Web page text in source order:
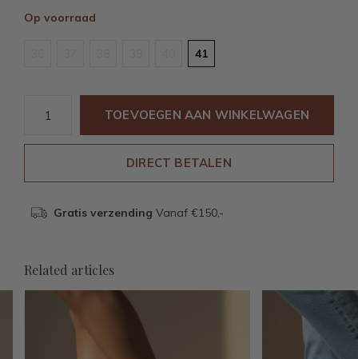
Op voorraad
41
TOEVOEGEN AAN WINKELWAGEN
DIRECT BETALEN
Gratis verzending Vanaf €150,-
Related articles